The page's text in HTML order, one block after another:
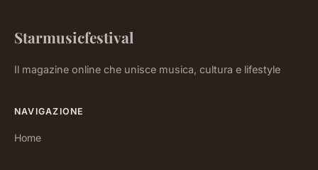
Starmusicfestival
Il magazine online che unisce musica, cultura e lifestyle
NAVIGAZIONE
Home